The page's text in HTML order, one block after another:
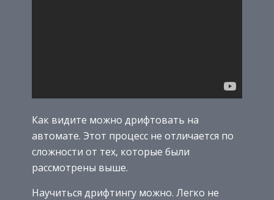
Как видите можно дрифтовать на
автомате. Этот процесс не отличается по
сложности от тех, которые были
рассмотрены выше.
Научиться дрифтингу можно. Легко не